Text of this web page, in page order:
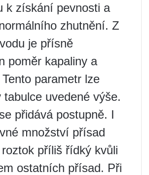
k získání pevnosti a
zhutnění. Z
je přísně
poměr kapaliny a
parametr lze
tabulce uvedené výše.
přidává postupně. I
množství přísad
příliš řídký kvůli
ostatních přísad. Při